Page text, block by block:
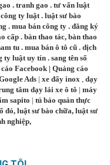
. tranh gao . tư vấn luật
công ty luật. luật sư bào
. mua bán công ty. đăng ký
cấp . bàn thao tác, bàn thao
tu. mua bán ô tô cũ. dịch
ty luật uy tín. sang tên sổ
Facebook| Quảng cáo
Ads | xe đẩy inox , dạy
tâm dạy lái xe ô tô | máy
sapito | tủ bảo quản thực
đỏ, luật sư bào chữa, luật sư
nghiệp,